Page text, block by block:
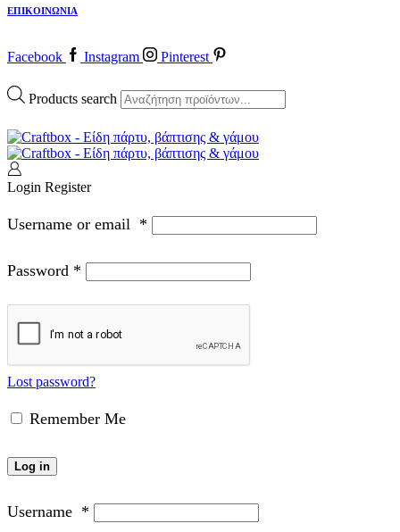
ΕΠΙΚΟΙΝΩΝΙΑ
Facebook Instagram Pinterest
Products search
Login Register
Username or email *
Password *
Lost password?
Remember Me
Log in
Username *